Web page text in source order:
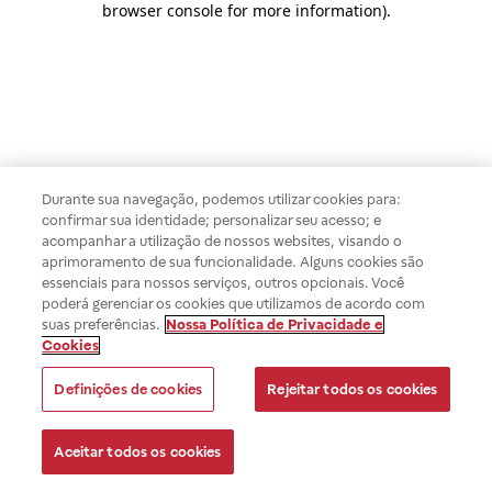
browser console for more information).
Durante sua navegação, podemos utilizar cookies para:
confirmar sua identidade; personalizar seu acesso; e
acompanhar a utilização de nossos websites, visando o
aprimoramento de sua funcionalidade. Alguns cookies são
essenciais para nossos serviços, outros opcionais. Você
poderá gerenciar os cookies que utilizamos de acordo com
suas preferências. Nossa Política de Privacidade e
Cookies
Definições de cookies Rejeitar todos os cookies
Aceitar todos os cookies